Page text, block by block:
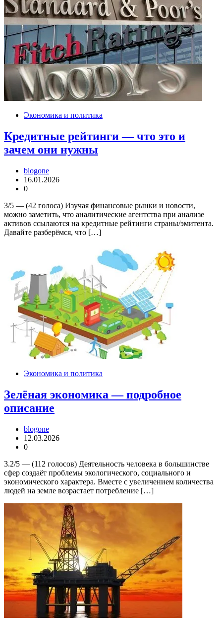
Экономика и политика
Кредитные рейтинги — что это и
зачем они нужны
blogone
16.01.2026
0
3/5 — (42 голоса) Изучая финансовые рынки и новости,
можно заметить, что аналитические агентства при анализе
активов ссылаются на кредитные рейтинги страны/эмитента.
Давайте разберёмся, что […]
Экономика и политика
Зелёная экономика — подробное
описание
blogone
12.03.2026
0
3.2/5 — (112 голосов) Деятельность человека в большинстве
сфер создаёт проблемы экологического, социального и
экономического характера. Вместе с увеличением количества
людей на земле возрастает потребление […]